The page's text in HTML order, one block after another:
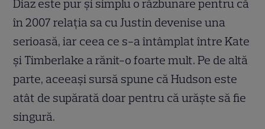
Diaz este pur şi simplu o răzbunare pentru că
în 2007 relaţia sa cu Justin devenise una
serioasă, iar ceea ce s-a întâmplat între Kate
şi Timberlake a rănit-o foarte mult. Pe de altă
parte, aceeaşi sursă spune că Hudson este
atât de supărată doar pentru că urăşte să fie
singură.